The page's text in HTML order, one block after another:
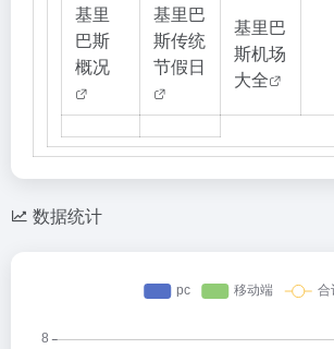
基里
巴斯
概况
基里巴
斯传统
节假日
基里巴
斯机场
大全
数据统计